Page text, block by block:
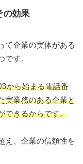
の効果
て企業の実体がある
です。
から始まる電話番
実業務のある企業と
できるからです。
え、企業の信頼性を